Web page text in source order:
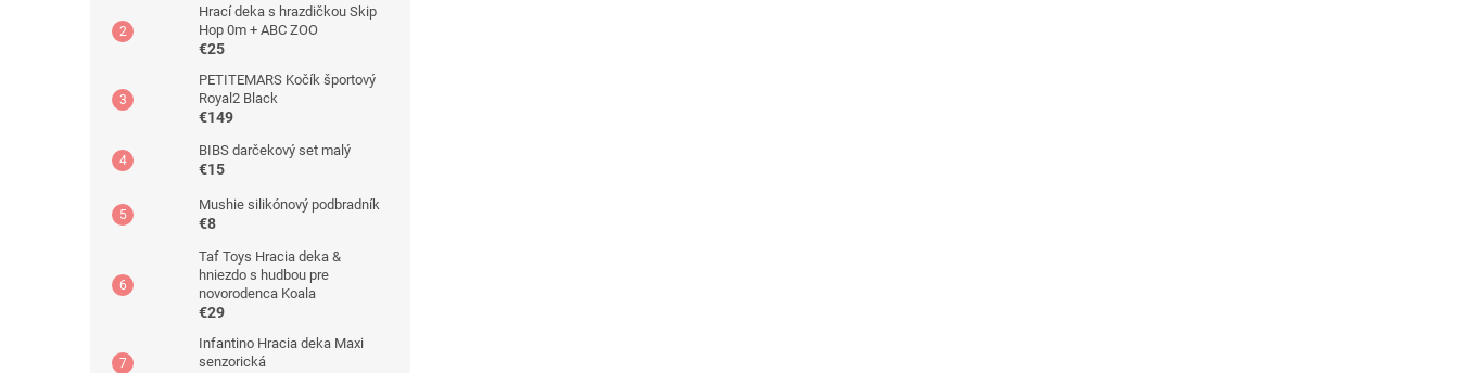
Hrací deka s hrazdičkou Skip
Hop 0m + ABC ZOO
€25
PETITEMARS Kočík športový
Royal2 Black
€149
BIBS darčekový set malý
€15
Mushie silikónový podbradník
€8
Taf Toys Hracia deka &
hniezdo s hudbou pre
novorodenca Koala
€29
Infantino Hracia deka Maxi
senzorická